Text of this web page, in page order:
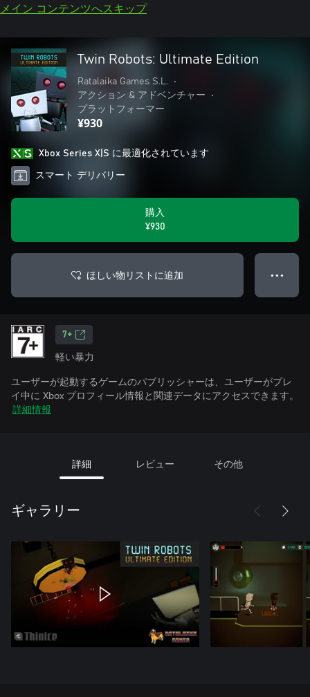
メイン コンテンツへスキップ
Twin Robots: Ultimate Edition
Ratalaika Games S.L.
•
アクション & アドベンチャー
•
プラットフォーマー
¥930
Xbox Series X|S に最適化されています
スマート デリバリー
購入
¥930
ほしい物リストに追加 ● ● ●
7+
軽い暴力
ユーザーが起動するゲームのパブリッシャーは、ユーザーがプレ
イ中に Xbox プロフィール情報と関連データにアクセスできます。
詳細情報
詳細 レビュー その他
ギャラリー